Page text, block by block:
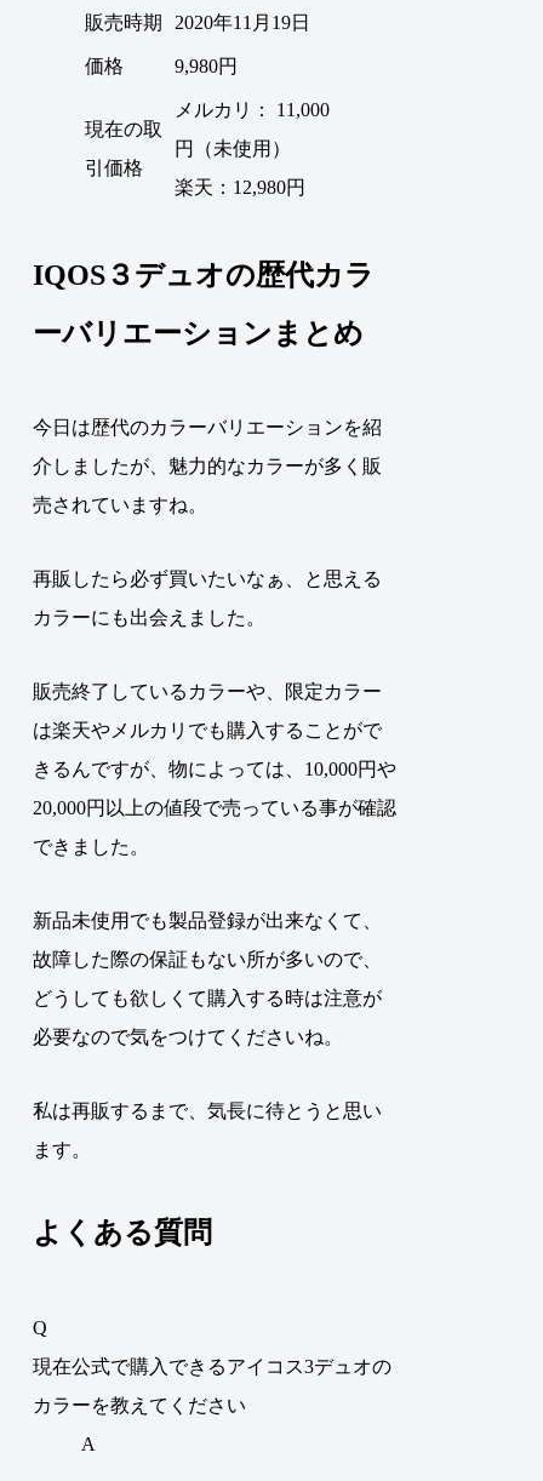
販売時期 2020年11月19日
価格 9,980円
現在の取
引価格
メルカリ： 11,000
円（未使用）
楽天：12,980円
IQOS３デュオの歴代カラ
ーバリエーションまとめ
今日は歴代のカラーバリエーションを紹
介しましたが、魅力的なカラーが多く販
売されていますね。
再販したら必ず買いたいなぁ、と思える
カラーにも出会えました。
販売終了しているカラーや、限定カラー
は楽天やメルカリでも購入することがで
きるんですが、物によっては、10,000円や
20,000円以上の値段で売っている事が確認
できました。
新品未使用でも製品登録が出来なくて、
故障した際の保証もない所が多いので、
どうしても欲しくて購入する時は注意が
必要なので気をつけてくださいね。
私は再販するまで、気長に待とうと思い
ます。
よくある質問
Q
現在公式で購入できるアイコス3デュオの
カラーを教えてください
A